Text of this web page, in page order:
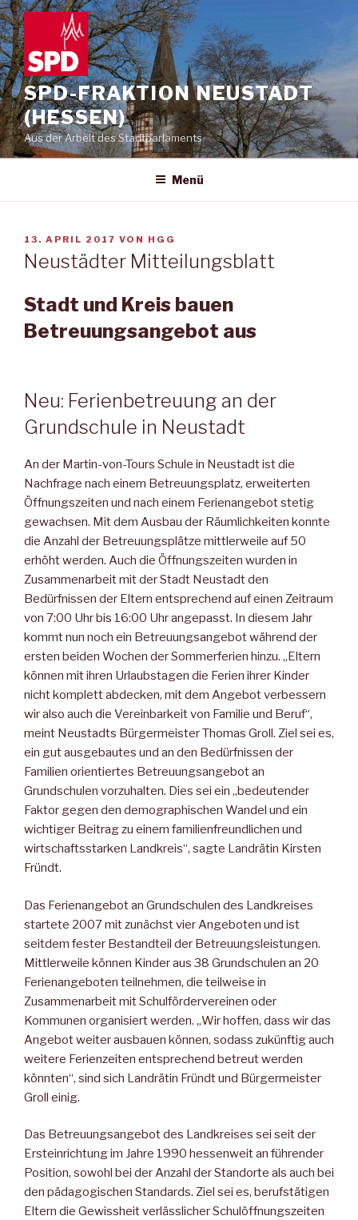
Zum
Inhalt
springen
SPD-FRAKTION NEUSTADT
(HESSEN)
Aus der Arbeit des Stadtparlaments
Menü
VERÖFFENTLICHT
AM
13. APRIL 2017 VON HGG
Neustädter Mitteilungsblatt
Stadt und Kreis bauen
Betreuungsangebot aus
Neu: Ferienbetreuung an der
Grundschule in Neustadt
An der Martin-von-Tours Schule in Neustadt ist die
Nachfrage nach einem Betreuungsplatz, erweiterten
Öffnungszeiten und nach einem Ferienangebot stetig
gewachsen. Mit dem Ausbau der Räumlichkeiten konnte
die Anzahl der Betreuungsplätze mittlerweile auf 50
erhöht werden. Auch die Öffnungszeiten wurden in
Zusammenarbeit mit der Stadt Neustadt den
Bedürfnissen der Eltern entsprechend auf einen Zeitraum
von 7:00 Uhr bis 16:00 Uhr angepasst. In diesem Jahr
kommt nun noch ein Betreuungsangebot während der
ersten beiden Wochen der Sommerferien hinzu. „Eltern
können mit ihren Urlaubstagen die Ferien ihrer Kinder
nicht komplett abdecken, mit dem Angebot verbessern
wir also auch die Vereinbarkeit von Familie und Beruf“,
meint Neustadts Bürgermeister Thomas Groll. Ziel sei es,
ein gut ausgebautes und an den Bedürfnissen der
Familien orientiertes Betreuungsangebot an
Grundschulen vorzuhalten. Dies sei ein „bedeutender
Faktor gegen den demographischen Wandel und ein
wichtiger Beitrag zu einem familienfreundlichen und
wirtschaftsstarken Landkreis“, sagte Landrätin Kirsten
Fründt.
Das Ferienangebot an Grundschulen des Landkreises
startete 2007 mit zunächst vier Angeboten und ist
seitdem fester Bestandteil der Betreuungsleistungen.
Mittlerweile können Kinder aus 38 Grundschulen an 20
Ferienangeboten teilnehmen, die teilweise in
Zusammenarbeit mit Schulfördervereinen oder
Kommunen organisiert werden. „Wir hoffen, dass wir das
Angebot weiter ausbauen können, sodass zukünftig auch
weitere Ferienzeiten entsprechend betreut werden
könnten“, sind sich Landrätin Fründt und Bürgermeister
Groll einig.
Das Betreuungsangebot des Landkreises sei seit der
Ersteinrichtung im Jahre 1990 hessenweit an führender
Position, sowohl bei der Anzahl der Standorte als auch bei
den pädagogischen Standards. Ziel sei es, berufstätigen
Eltern die Gewissheit verlässlicher Schulöffnungszeiten